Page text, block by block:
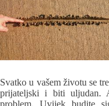
Svatko u vašem životu se
prijateljski i biti uljudan.
problem. Uvijek budite